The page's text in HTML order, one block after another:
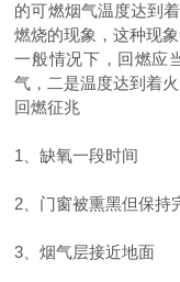
的可燃烟气温度达到
燃烧的现象，这种现
一般情况下，回燃应
气，二是温度达到着
回燃征兆
1 、缺氧一段时间
2 、门窗被熏黑但保
3 、烟气层接近地面